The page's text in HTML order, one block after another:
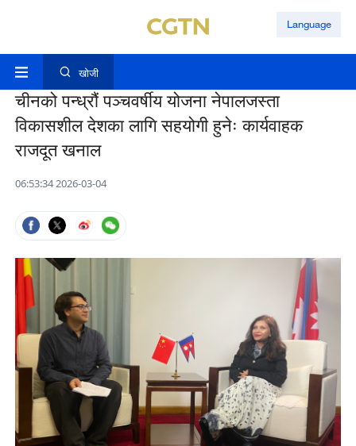
Language
खोजी
चीनको पन्ध्रौं पञ्चवर्षीय योजना नेपालजस्ता
विकासशील देशका लागि सहयोगी हुनेः कार्यवाहक
राजदूत खनाल
06:53:34 2026-03-04